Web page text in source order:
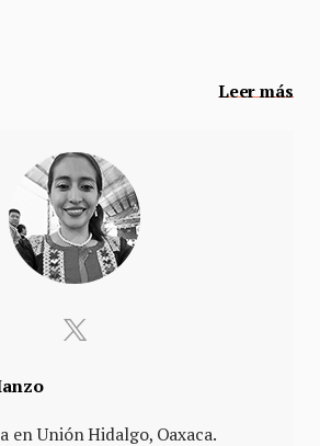
Leer más
en Unión Hidalgo, Oaxaca.